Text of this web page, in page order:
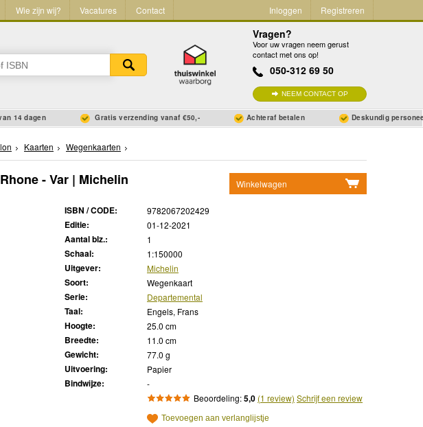
Wie zijn wij? Vacatures Contact Inloggen Registreren
Vragen?
Voor uw vragen neem gerust
contact met ons op!
050-312 69 50
NEEM CONTACT OP
14 dagen Gratis verzending vanaf €50,- Achteraf betalen Deskundig
Kaarten Wegenkaarten
Winkelwagen
- Var | Michelin
ISBN / CODE: 9782067202429
Editie: 01-12-2021
Aantal blz.: 1
Schaal: 1:150000
Uitgever: Michelin
Soort: Wegenkaart
Serie: Departemental
Taal: Engels, Frans
Hoogte: 25.0 cm
Breedte: 11.0 cm
Gewicht: 77.0 g
Uitvoering: Papier
Bindwijze:
-
Beoordeling:5,0 (1 review) Schrijf een review
Toevoegen aan verlanglijstje